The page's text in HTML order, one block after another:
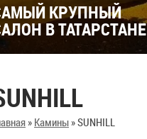
КРУПНЫЙ
В ТАТАРСТАНЕ
» Камины»SUNHILL